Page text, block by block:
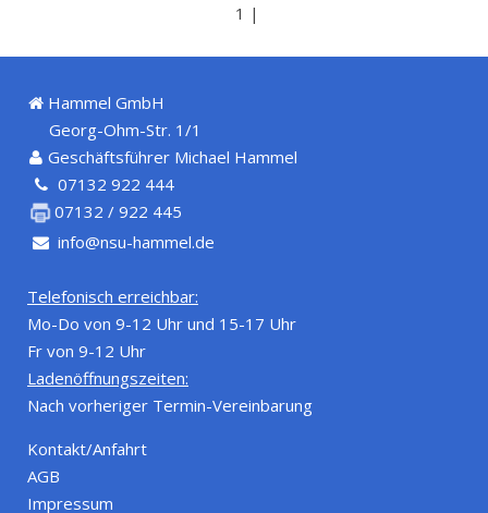
1 |
Hammel GmbH
Georg-Ohm-Str. 1/1
Geschäftsführer Michael Hammel
07132 922 444
07132 / 922 445
info@nsu-hammel.de
Telefonisch erreichbar:
Mo-Do von 9-12 Uhr und 15-17 Uhr
Fr von 9-12 Uhr
Ladenöffnungszeiten:
Nach vorheriger Termin-Vereinbarung
Kontakt/Anfahrt
AGB
Impressum